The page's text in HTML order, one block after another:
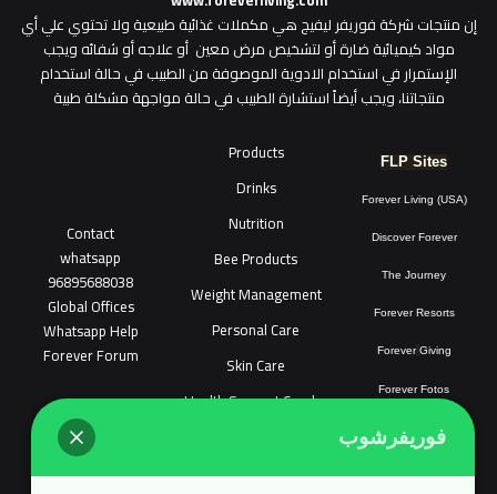
​إن منتجات شركة فوريفر ليفيج هي مكملات غذائية طبيعية ولا تحتوي علي أي
مواد كيميائية ضارة أو لتشخيص مرض معين أو علاجه أو شفائه ويجب
الإستمرار في استخدام الادوية الموصوفة من الطبيب في حالة استخدام
منتجاتنا، ويجب أيضاً استشارة الطبيب في حالة مواجهة مشكلة طبية
FLP Sites
Forever Living (USA)
Discover Forever
The Journey
Forever Resorts
Forever Giving
Forever Fotos
Products
Drinks
Nutrition
Bee Products
Weight Management
Personal Care
Skin Care
Health Support Combo
Contact
whatsapp
96895688038
Global Offices
Whatsapp Help
Forever Forum
فوريفرشوب